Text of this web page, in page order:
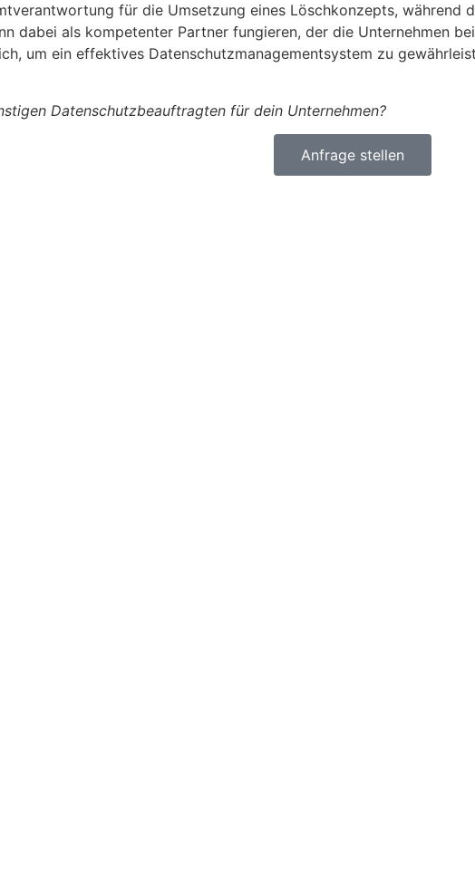
für die Umsetzung eines Löschkonzepts, während
dabei als kompetenter Partner fungieren, der die Unternehmen
um ein effektives Datenschutzmanagementsystem zu
Datenschutzbeauftragten für dein Unternehmen?
Anfrage stellen